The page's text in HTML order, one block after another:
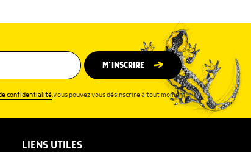
M’INSCRIRE
confidentialité.Vous pouvez vous désinscrire à tout moment.
LIENS UTILES